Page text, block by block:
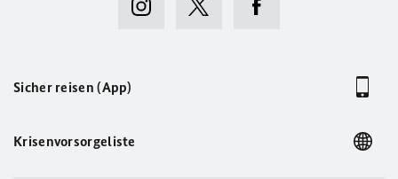
Sicher reisen (App)
Krisenvorsorgeliste